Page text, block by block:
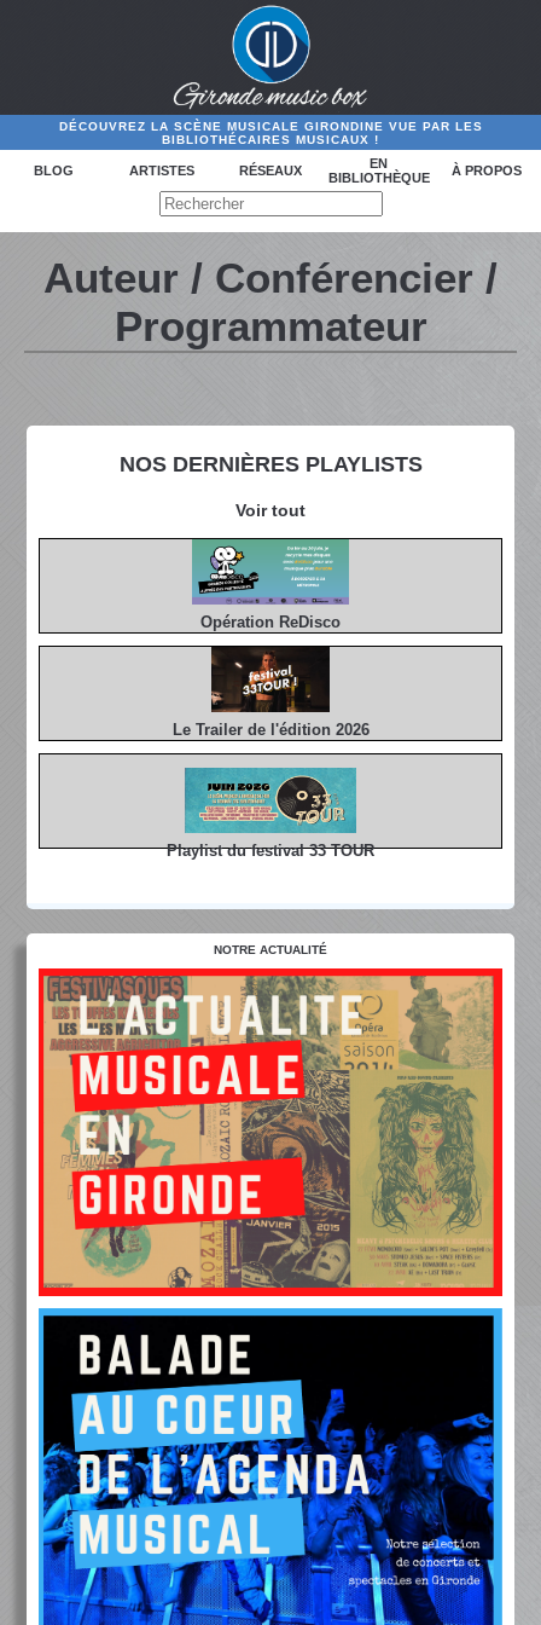
DÉCOUVREZ LA SCÈNE MUSICALE GIRONDINE VUE PAR LES
BIBLIOTHÉCAIRES MUSICAUX !
BLOG ARTISTES RÉSEAUX
EN
BIBLIOTHÈQUE
À PROPOS
NOS DERNIÈRES PLAYLISTS
Voir tout
Opération ReDisco
Le Trailer de l'édition 2026
Playlist du festival 33 TOUR
Auteur / Conférencier /
Programmateur
NOTRE ACTUALITÉ